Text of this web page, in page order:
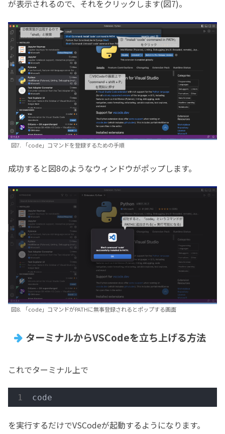
が表示されるので、それをクリックします(図7)。
図7. 「code」コマンドを登録するための手順
成功すると図8のようなウィンドウがポップします。
図8. 「code」コマンドがPATHに無事登録されるとポップする画面
ターミナルからVSCodeを立ち上げる方法
これでターミナル上で
code
を実行するだけでVSCodeが起動するようになります。